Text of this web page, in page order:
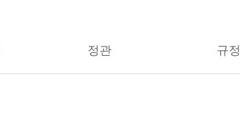
정관 규정